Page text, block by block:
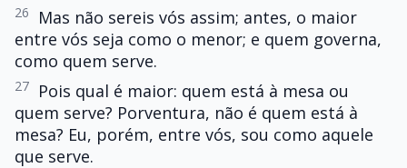
26
Mas não sereis vós assim; antes, o maior
entre vós seja como o menor; e quem governa,
como quem serve.
27
Pois qual é maior: quem está à mesa ou
quem serve? Porventura, não é quem está à
mesa? Eu, porém, entre vós, sou como aquele
que serve.